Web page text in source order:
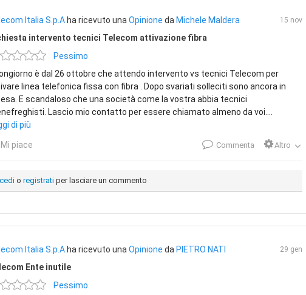
15 nov
Italia S.p.A ha ricevuto una Opinione da Michele Maldera
intervento tecnici Telecom attivazione fibra
Pessimo
è dal 26 ottobre che attendo intervento vs tecnici Telecom per
linea telefonica fissa con fibra . Dopo svariati solleciti sono ancora in
E scandaloso che una società come la vostra abbia tecnici
Lascio mio contatto per essere chiamato almeno da voi....
di più
Mi piace Commenta Altro
o registrati per lasciare un commento
29 gen
Italia S.p.A ha ricevuto una Opinione da PIETRO NATI
Ente inutile
Pessimo